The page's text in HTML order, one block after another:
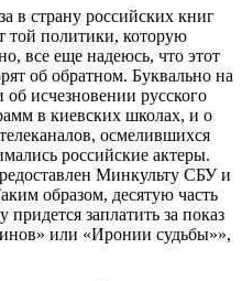
в страну российских книг
той политики, которую
все еще надеюсь, что этот
об обратном. Буквально на
исчезновении русского
в киевских школах, и о
осмелившихся
российские актеры.
Минкульту СБУ и
образом, десятую часть
придется заплатить за показ
или «Иронии судьбы»»,